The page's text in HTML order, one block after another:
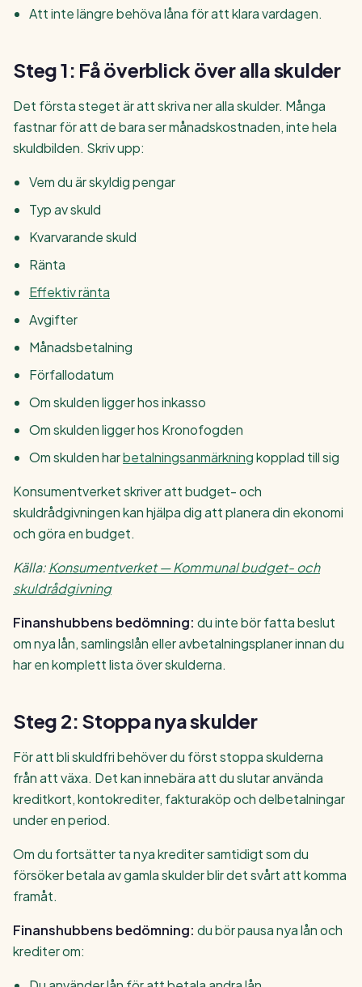
Att inte längre behöva låna för att klara vardagen.
Steg 1: Få överblick över alla skulder
Det första steget är att skriva ner alla skulder. Många
fastnar för att de bara ser månadskostnaden, inte hela
skuldbilden. Skriv upp:
Vem du är skyldig pengar
Typ av skuld
Kvarvarande skuld
Ränta
Effektiv ränta
Avgifter
Månadsbetalning
Förfallodatum
Om skulden ligger hos inkasso
Om skulden ligger hos Kronofogden
Om skulden harbetalningsanmärkningkopplad till sig
Konsumentverket skriver att budget- och
skuldrådgivningen kan hjälpa dig att planera din ekonomi
och göra en budget.
Källa:Konsumentverket — Kommunal budget- och
skuldrådgivning
Finanshubbens bedömning: du inte bör fatta beslut
om nya lån, samlingslån eller avbetalningsplaner innan du
har en komplett lista över skulderna.
Steg 2: Stoppa nya skulder
För att bli skuldfri behöver du först stoppa skulderna
från att växa. Det kan innebära att du slutar använda
kreditkort, kontokrediter, fakturaköp och delbetalningar
under en period.
Om du fortsätter ta nya krediter samtidigt som du
försöker betala av gamla skulder blir det svårt att komma
framåt.
Finanshubbens bedömning: du bör pausa nya lån och
krediter om: